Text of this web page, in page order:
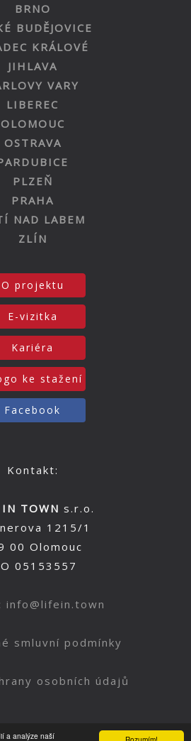
a analýze naší
BRNO
BUDĚJOVICE
KRÁLOVÉ
JIHLAVA
VARY
LIBEREC
OLOMOUC
OSTRAVA
PLZEŇ
PRAHA
NAD LABEM
ZLÍN
O projektu
E-vizitka
Kariéra
ke stažení
Facebook
Kontakt:
TOWN s.r.o.
1215/1
00 Olomouc
05153557
info@lifein.town
smluvní podmínky
osobních údajů